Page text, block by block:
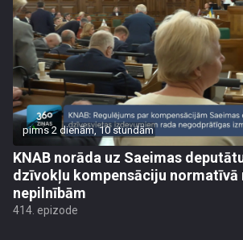
pirms 2 dienām, 10 stundām
KNAB norāda uz Saeimas
dzīvokļu kompensāciju normatīvā
nepilnībām
414. epizode